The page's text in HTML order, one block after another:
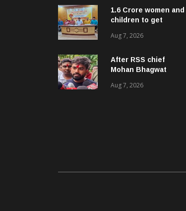
1.6 Crore women and
children to get
Odisha
Aug 7, 2026
After RSS chief
Mohan Bhagwat
urges him to make
Aug 7, 2026